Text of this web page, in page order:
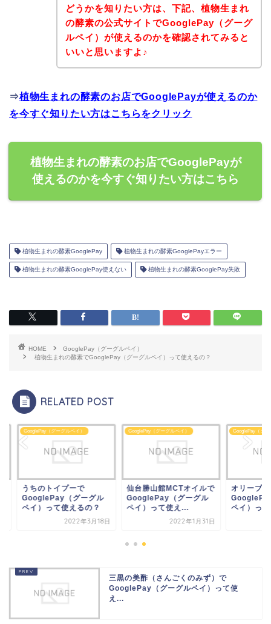
どうかを知りたい方は、下記、植物生まれ
の酵素の公式サイトでGooglePay（グーグ
ルペイ）が使えるのかを確認されてみると
いいと思いますよ♪
⇒植物生まれの酵素のお店でGooglePayが使えるのか
を今すぐ知りたい方はこちらをクリック
植物生まれの酵素のお店でGooglePayが
使えるのかを今すぐ知りたい方はこちら
植物生まれの酵素GooglePay 植物生まれの酵素GooglePayエラー
植物生まれの酵素GooglePay使えない 植物生まれの酵素GooglePay失敗
HOME
GooglePay（グーグルペイ）
植物生まれの酵素でGooglePay（グーグルペイ）って使えるの？
RELATED POST
（グーグルペイ）
のトイプーで
（グーグル
）って使えるの？
2022年3月18日
GooglePay（グーグルペイ）
仙台勝山館MCTオイルで
GooglePay（グーグル
ペイ）って使え...
2022年1月31日
GooglePay（グーグルペイ）
オリーブドロップで
GooglePay（グー
ペイ）って使えるの
三黒の美酢（さんごくのみず）で
GooglePay（グーグルペイ）って使
え...